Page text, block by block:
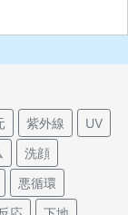
紫外線
UV
洗顔
悪循環